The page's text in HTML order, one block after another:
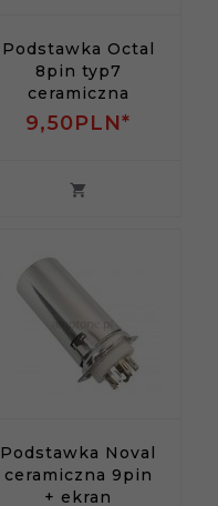
Podstawka Octal
8pin typ7
ceramiczna
9,50PLN*
Podstawka Noval
ceramiczna 9pin
+ ekran